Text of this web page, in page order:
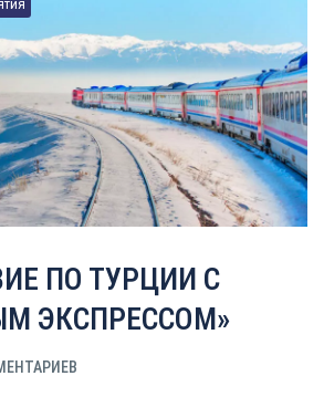
ПО ТУРЦИИ С
ЭКСПРЕССОМ»